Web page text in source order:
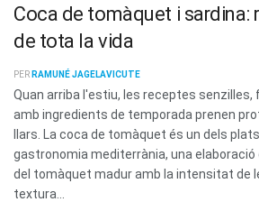
Coca de tomàquet i sardina:
de tota la vida
PER RAMUNÉ JAGELAVICUTE
Quan arriba l'estiu, les receptes senzilles,
amb ingredients de temporada prenen
llars. La coca de tomàquet és un dels
gastronomia mediterrània, una elaboració
del tomàquet madur amb la intensitat de
textura...